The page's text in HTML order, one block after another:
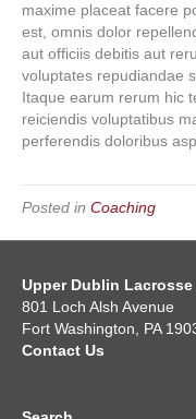
maxime placeat facere
est, omnis dolor
aut officiis debitis aut
voluptates repudiandae
Itaque earum rerum hic
reiciendis voluptatibus
perferendis doloribus
Posted in Coaching
Upper Dublin Lacrosse
801 Loch Alsh Avenue
Fort Washington, PA
Contact Us